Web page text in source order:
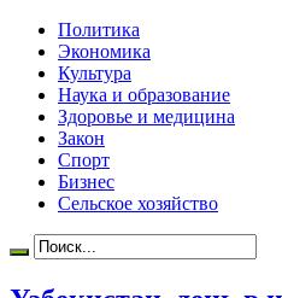
Политика
Экономика
Культура
Наука и образование
Здоровье и медицина
Закон
Спорт
Бизнес
Сельское хозяйство